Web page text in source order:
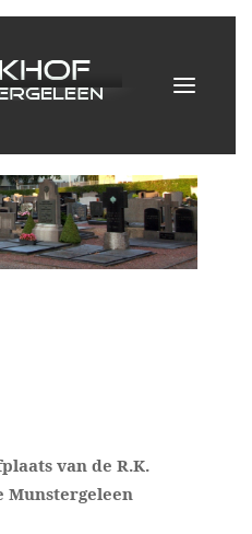
van de R.K.
Munstergeleen